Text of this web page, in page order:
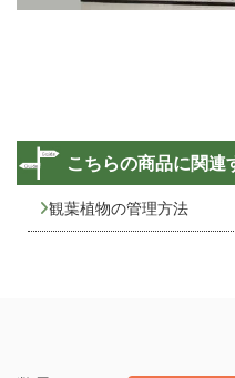
こちらの商品に関連
観葉植物の管理方法